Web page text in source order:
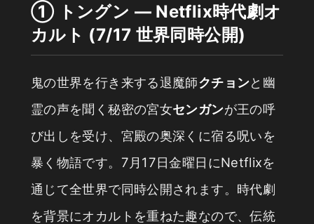
① トングン — Netflix時代劇オ
カルト (7/17 世界同時公開)
鬼の世界を行き来する退魔師クチョンと幽
霊の声を聞く秘密の宮女センガンが王の呼
び出しを受け、宮殿の奥深くに宿る呪いを
暴く物語です。7月17日金曜日にNetflixを
通じて全世界で同時公開されます。時代劇
を背景にオカルトを重ねた趣なので、伝統